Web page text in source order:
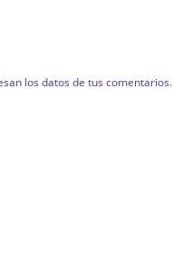
los datos de tus comentarios.